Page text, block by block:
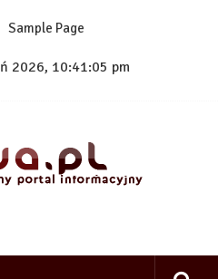
Sample Page
2026, 10:41:06 pm